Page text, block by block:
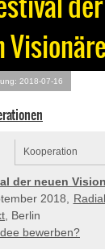
Visionäre
2018-07-16
Kooperation
der neuen
2018,
, Berlin
bewerben?